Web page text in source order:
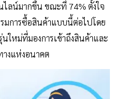
ลน์มากขึ้น ขณะที่ 74% ตั้งใจ
มการซื้อสินค้าแบบนี้ต่อไปโดย
ใหม่ที่มองการเข้าถึงสินค้าและ
งแห่งอนาคต